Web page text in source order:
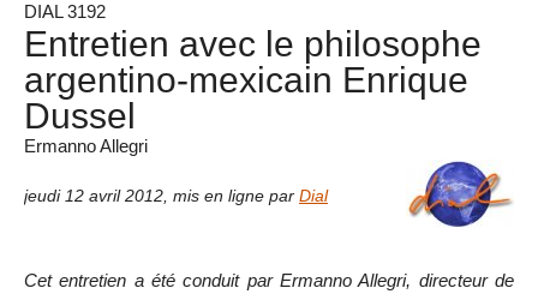
DIAL 3192
Entretien avec le philosophe
argentino-mexicain Enrique
Dussel
Ermanno Allegri
jeudi 12 avril 2012 mis en ligne par Dial
Cet entretien a été conduit par Ermanno Allegri, directeur de